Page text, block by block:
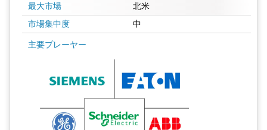
最大市場 北米
市場集中度 中
主要プレーヤー
画像 © Mordor Intelligence。再利用にはCC BY 4.0の表示が必要です。